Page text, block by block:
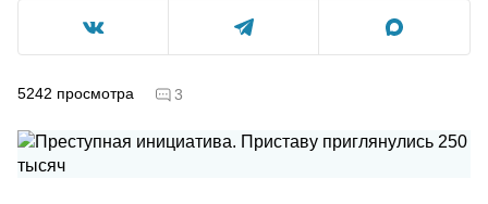
5242 просмотра 3